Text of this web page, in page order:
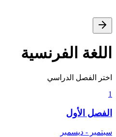
اللغة الفرنسية
اختر الفصل الدراسي
1
الفصل الأول
سبتمبر - ديسمبر